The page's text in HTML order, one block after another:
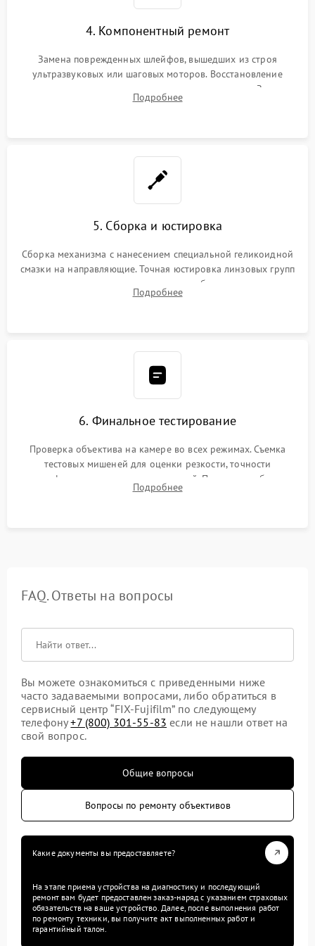
4. Компонентный ремонт
Замена поврежденных шлейфов, вышедших из строя
ультразвуковых или шаговых моторов. Восстановление
геометрии направляющих при заклинивании зума. Замена
неисправного блока диафрагмы, датчиков положения или
Подробнее
5. Сборка и юстировка
Сборка механизма с нанесением специальной геликоидной
смазки на направляющие. Точная юстировка линзовых групп
программным или механическим способом для устранения
бэк
Подробнее
6. Финальное тестирование
Проверка объектива на камере во всех режимах. Съемка
тестовых мишеней для оценки резкости, точности
автофокуса и отсутствия искажений. Проверка работы
диафрагмы на закрытых значениях и тестирование
Подробнее
FAQ. Ответы на вопросы
Вы можете ознакомиться с приведенными ниже
часто задаваемыми вопросами, либо обратиться в
сервисный центр “FIX-Fujifilm” по следующему
телефону+7 (800) 301-55-83 если не нашли ответ на
свой вопрос.
Общие вопросы
Вопросы по ремонту объективов
Какие документы вы предоставляете?
На этапе приема устройства на диагностику и последующий
ремонт вам будет предоставлен заказ-наряд с указанием страховых
обязательств на ваше устройство. Далее, после выполнения работ
по ремонту техники, вы получите акт выполненных работ и
гарантийный талон.